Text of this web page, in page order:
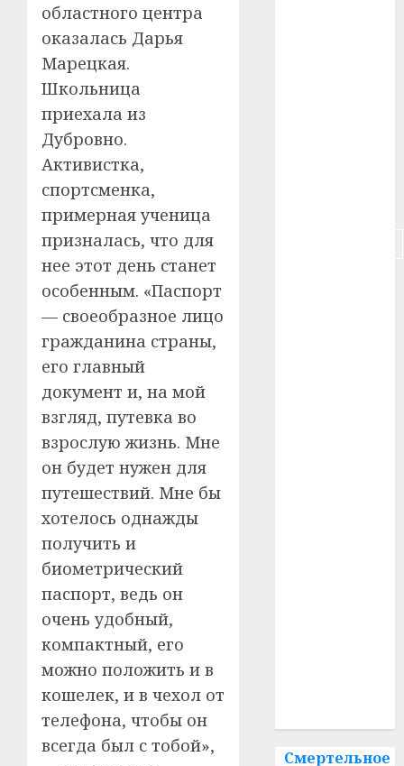
областного центра
оказалась Дарья
Марецкая.
Школьница
приехала из
Дубровно.
Активистка,
спортсменка,
примерная ученица
призналась, что для
нее этот день станет
особенным. «Паспорт
— своеобразное лицо
гражданина страны,
его главный
документ и, на мой
взгляд, путевка во
взрослую жизнь. Мне
он будет нужен для
путешествий. Мне бы
хотелось однажды
получить и
биометрический
паспорт, ведь он
очень удобный,
компактный, его
можно положить и в
кошелек, и в чехол от
телефона, чтобы он
всегда был с тобой»,
Смертельное